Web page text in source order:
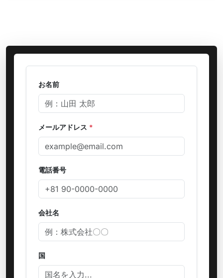
お名前
メールアドレス *
電話番号
会社名
国